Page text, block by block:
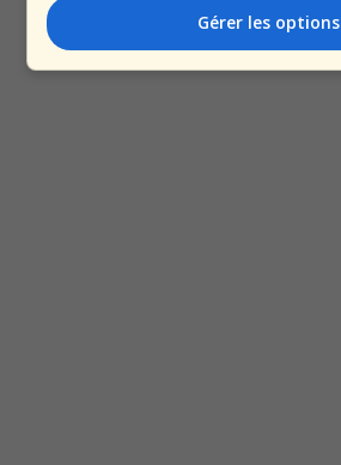
Gérer les options